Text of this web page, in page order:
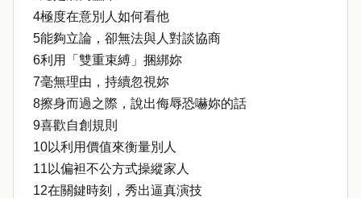
4極度在意別人如何看他
5能夠立論，卻無法與人對談協商
6利用「雙重束縛」捆綁妳
7毫無理由，持續忽視妳
8擦身而過之際，說出侮辱恐嚇妳的話
9喜歡自創規則
10以利用價值來衡量別人
11以偏袒不公方式操縱家人
12在關鍵時刻，秀出逼真演技